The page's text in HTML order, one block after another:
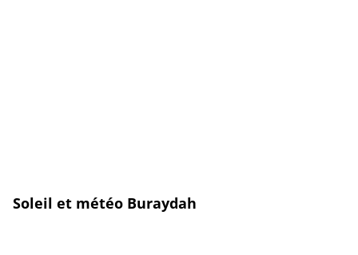
Soleil et météo Buraydah